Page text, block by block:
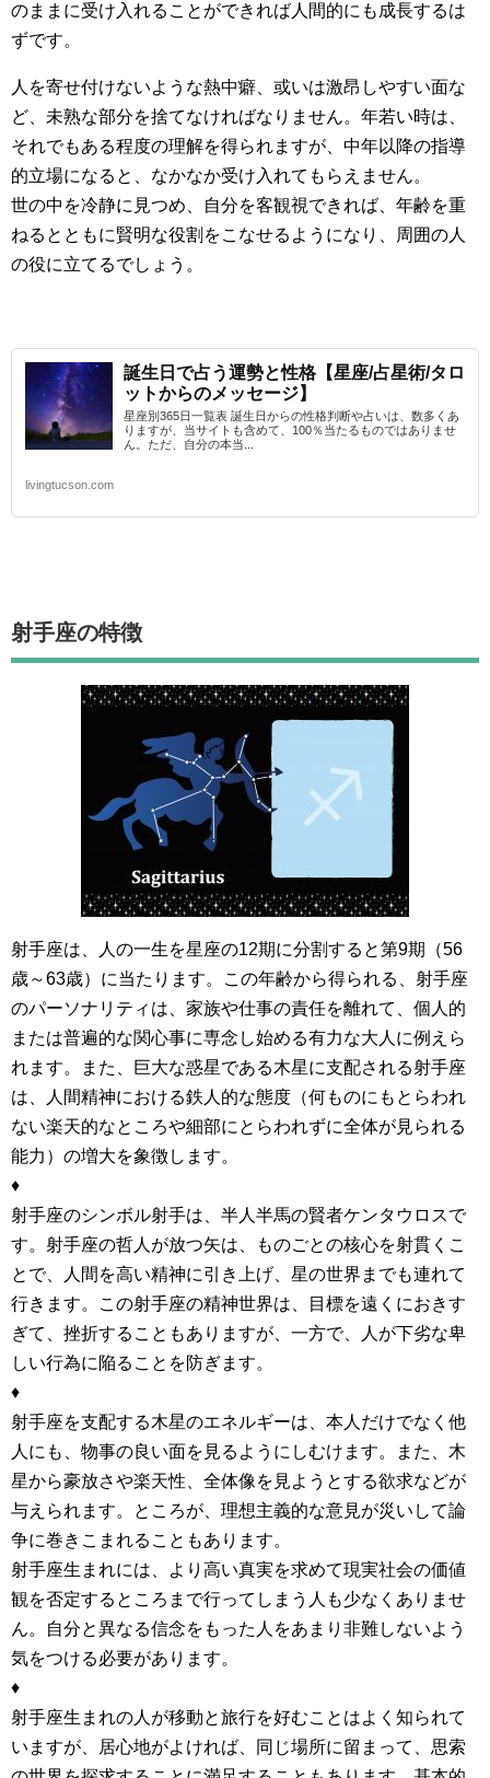
のままに受け入れることができれば人間的にも成長するは
ずです。
人を寄せ付けないような熱中癖、或いは激昂しやすい面な
ど、未熟な部分を捨てなければなりません。年若い時は、
それでもある程度の理解を得られますが、中年以降の指導
的立場になると、なかなか受け入れてもらえません。
世の中を冷静に見つめ、自分を客観視できれば、年齢を重
ねるとともに賢明な役割をこなせるようになり、周囲の人
の役に立てるでしょう。
誕生日で占う運勢と性格【星座/占星術/タロ
ットからのメッセージ】
星座別365日一覧表 誕生日からの性格判断や占いは、数多くあ
りますが、当サイトも含めて、100％当たるものではありませ
ん。ただ、自分の本当...
livingtucson.com
射手座の特徴
射手座は、人の一生を星座の12期に分割すると第9期（56
歳～63歳）に当たります。この年齢から得られる、射手座
のパーソナリティは、家族や仕事の責任を離れて、個人的
または普遍的な関心事に専念し始める有力な大人に例えら
れます。また、巨大な惑星である木星に支配される射手座
は、人間精神における鉄人的な態度（何ものにもとらわれ
ない楽天的なところや細部にとらわれずに全体が見られる
能力）の増大を象徴します。
♦
射手座のシンボル射手は、半人半馬の賢者ケンタウロスで
す。射手座の哲人が放つ矢は、ものごとの核心を射貫くこ
とで、人間を高い精神に引き上げ、星の世界までも連れて
行きます。この射手座の精神世界は、目標を遠くにおきす
ぎて、挫折することもありますが、一方で、人が下劣な卑
しい行為に陥ることを防ぎます。
♦
射手座を支配する木星のエネルギーは、本人だけでなく他
人にも、物事の良い面を見るようにしむけます。また、木
星から豪放さや楽天性、全体像を見ようとする欲求などが
与えられます。ところが、理想主義的な意見が災いして論
争に巻きこまれることもあります。
射手座生まれには、より高い真実を求めて現実社会の価値
観を否定するところまで行ってしまう人も少なくありませ
ん。自分と異なる信念をもった人をあまり非難しないよう
気をつける必要があります。
♦
射手座生まれの人が移動と旅行を好むことはよく知られて
いますが、居心地がよければ、同じ場所に留まって、思索